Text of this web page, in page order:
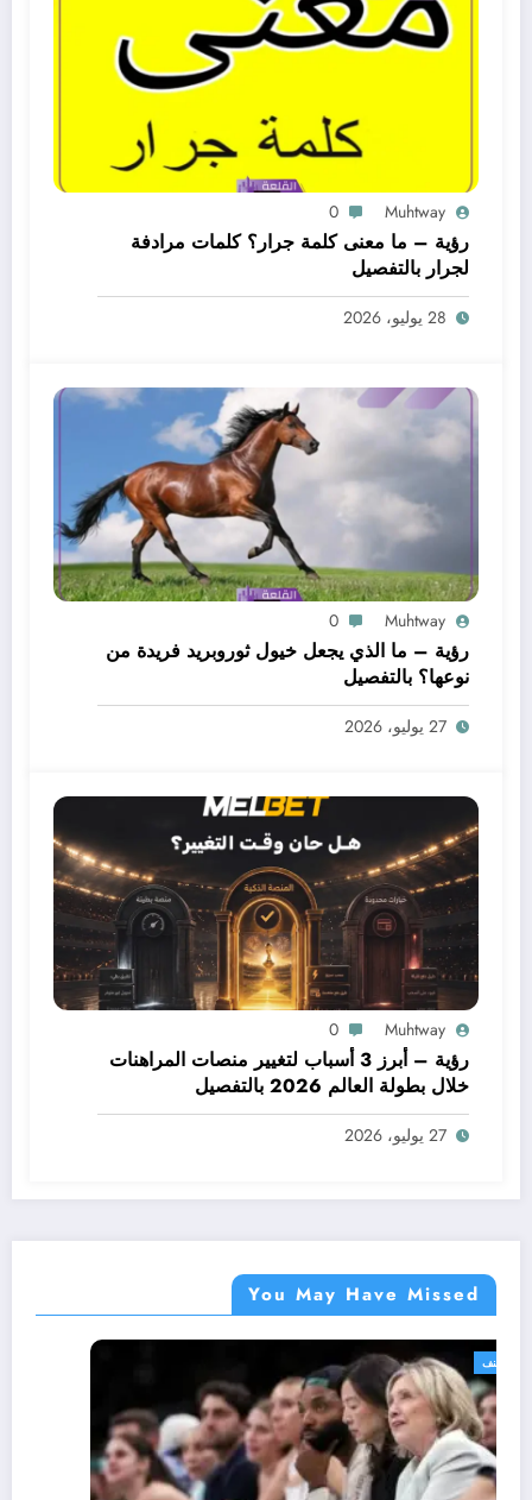
Muhtway
0
رؤية – ما معنى كلمة جرار؟ كلمات مرادفة
لجرار بالتفصيل
28 يوليو، 2026
Muhtway
0
رؤية – ما الذي يجعل خيول ثوروبريد فريدة من
نوعها؟ بالتفصيل
27 يوليو، 2026
Muhtway
0
رؤية – أبرز 3 أسباب لتغيير منصات المراهنات
خلال بطولة العالم 2026 بالتفصيل
27 يوليو، 2026
You May Have Missed
غير مصنف